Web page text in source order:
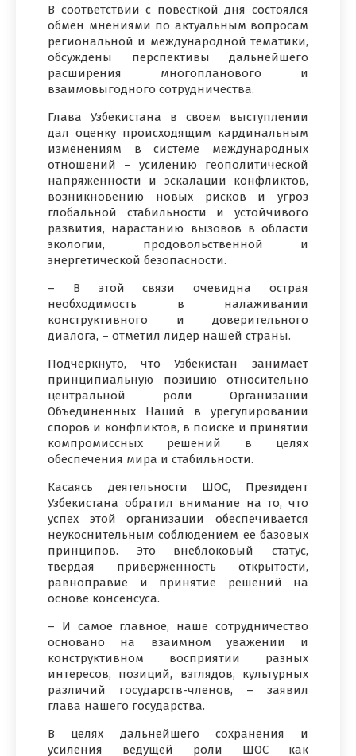
В соответствии с повесткой дня состоялся
обмен мнениями по актуальным вопросам
региональной и международной тематики,
обсуждены перспективы дальнейшего
расширения многопланового и
взаимовыгодного сотрудничества.
Глава Узбекистана в своем выступлении
дал оценку происходящим кардинальным
изменениям в системе международных
отношений – усилению геополитической
напряженности и эскалации конфликтов,
возникновению новых рисков и угроз
глобальной стабильности и устойчивого
развития, нарастанию вызовов в области
экологии, продовольственной и
энергетической безопасности.
– В этой связи очевидна острая
необходимость в налаживании
конструктивного и доверительного
диалога, – отметил лидер нашей страны.
Подчеркнуто, что Узбекистан занимает
принципиальную позицию относительно
центральной роли Организации
Объединенных Наций в урегулировании
споров и конфликтов, в поиске и принятии
компромиссных решений в целях
обеспечения мира и стабильности.
Касаясь деятельности ШОС, Президент
Узбекистана обратил внимание на то, что
успех этой организации обеспечивается
неукоснительным соблюдением ее базовых
принципов. Это внеблоковый статус,
твердая приверженность открытости,
равноправие и принятие решений на
основе консенсуса.
– И самое главное, наше сотрудничество
основано на взаимном уважении и
конструктивном восприятии разных
интересов, позиций, взглядов, культурных
различий государств-членов, – заявил
глава нашего государства.
В целях дальнейшего сохранения и
усиления ведущей роли ШОС как